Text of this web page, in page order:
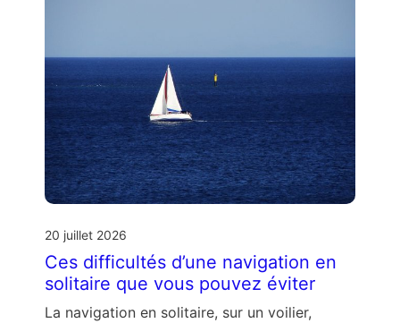
20 juillet 2026
Ces difficultés d’une navigation en
solitaire que vous pouvez éviter
La navigation en solitaire, sur un voilier,